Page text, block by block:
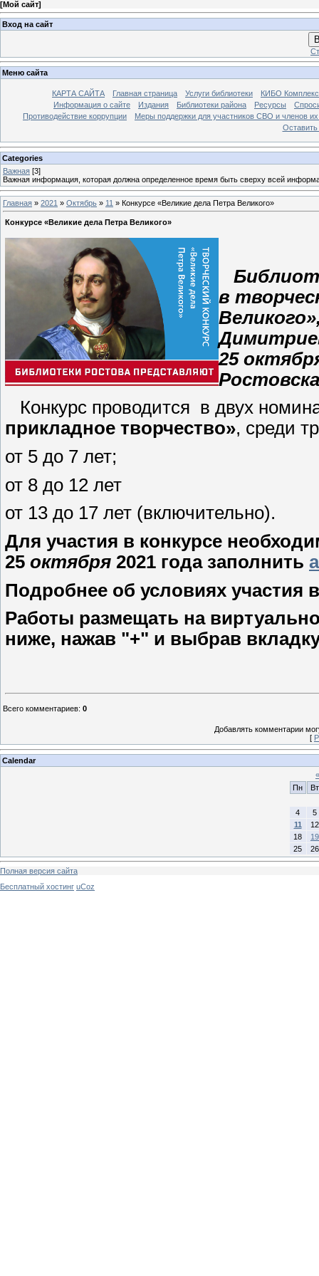
[Мой сайт]
Вход на сайт
Меню сайта
КАРТА САЙТА Главная страница Услуги библиотеки
КИБО
Информация о сайте
Издания Библиотеки района Ресурсы
Противодействие коррупции
Меры поддержки для участников СВО и членов
Оставить
Categories
Важная [3]
Важная информация, которая должна определенное время быть сверху всей
Главная » 2021 » Октябрь » 11 » Конкурсе «Великие дела Петра Великого»
Конкурсе «Великие дела Петра Великого»
в
25
Конкурс проводится в двух
прикладное творчество», среди
от 5 до 7 лет;
от 8 до 12 лет
от 13 до 17 лет (включительно).
Для участия в конкурсе
25 октября 2021 года заполнить
Подробнее об условиях участия
Работы размещать на
ниже, нажав "+" и выбрав
Всего комментариев: 0
Добавлять комментарии
[
Calendar
«
Пн
Вт
4
5
11
12
18
19
25
26
Полная версия сайта
Бесплатный хостинг uCoz